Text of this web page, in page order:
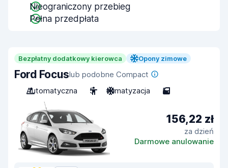
Nieograniczony przebieg
Pełna przedpłata
Bezpłatny dodatkowy kierowca Opony zimowe
Ford Focuslub podobne Compact
Automatyczna
5 Klimatyzacja 5
156,22 zł
za dzień
Darmowe anulowanie